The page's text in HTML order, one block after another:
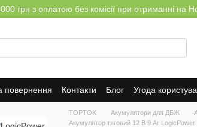
грн з оплатою без комісії при отриманні на
повернення Контакти Блог Угода
TOPTOK Акумулятори для ДБЖ
Акумулятор тяговий 12 В 9 Аг